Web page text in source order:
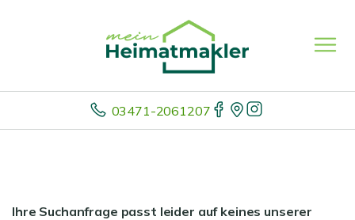
03471-2061207
Ihre Suchanfrage passt leider auf keines unserer